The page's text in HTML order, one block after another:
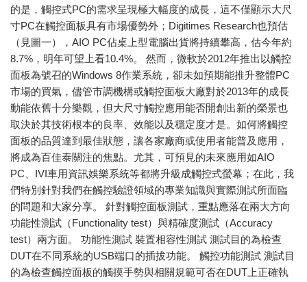
的是，觸控式PC的需求呈現極大幅度的成長，這不僅顯示大尺
寸PC在觸控面板具有市場優勢外；Digitimes Research也預估
（見圖一），AIO PC佔桌上型電腦出貨將持續攀高，估今年約
8.7%，明年可望上看10.4%。 然而，微軟於2012年推出以觸控
面板為號召的Windows 8作業系統，卻未如預期能推升整體PC
市場的買氣，儘管市調機構或觸控面板大廠對於2013年的成長
動能依舊十分樂觀，但大尺寸觸控應用能否開創出新的榮景也
取決於其技術根本的良率、效能以及穩定度才是。如何將觸控
面板的品質達到最佳狀態，讓各家廠商或使用者能普及應用，
將成為百佳泰關注的焦點。尤其，可預見的未來應用如AIO
PC、IVI車用資訊娛樂系統等都將升級成觸控式螢幕；在此，我
們特別針對我們在觸控驗證領域的專業知識與實際測試所面臨
的問題和大家分享。 針對觸控面板測試，重點應落在兩大方向
功能性測試（Functionality test）與精確度測試（Accuracy
test）兩方面。 功能性測試 裝置相容性測試 測試目的為檢查
DUT在不同系統的USB端口的插拔功能。 觸控功能測試 測試目
的為檢查觸控面板的觸摸手勢與相關規範可否在DUT上正確執